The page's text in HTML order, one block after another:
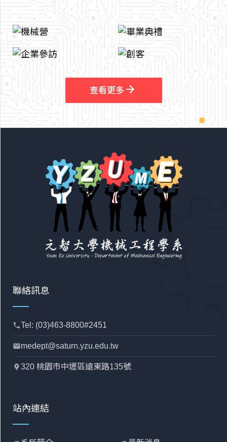
查看更多
聯絡訊息
phoneTel: (03)463-8800#2451
mailmedept@saturn.yzu.edu.tw
location_pin320 桃園市中壢區遠東路135號
站內連結